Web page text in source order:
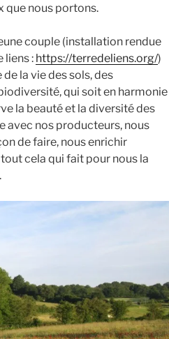
que nous portons.
couple (installation rendue
liens : https://terredeliens.org/)
la vie des sols, des
qui soit en harmonie
la beauté et la diversité des
avec nos producteurs, nous
de faire, nous enrichir
cela qui fait pour nous la